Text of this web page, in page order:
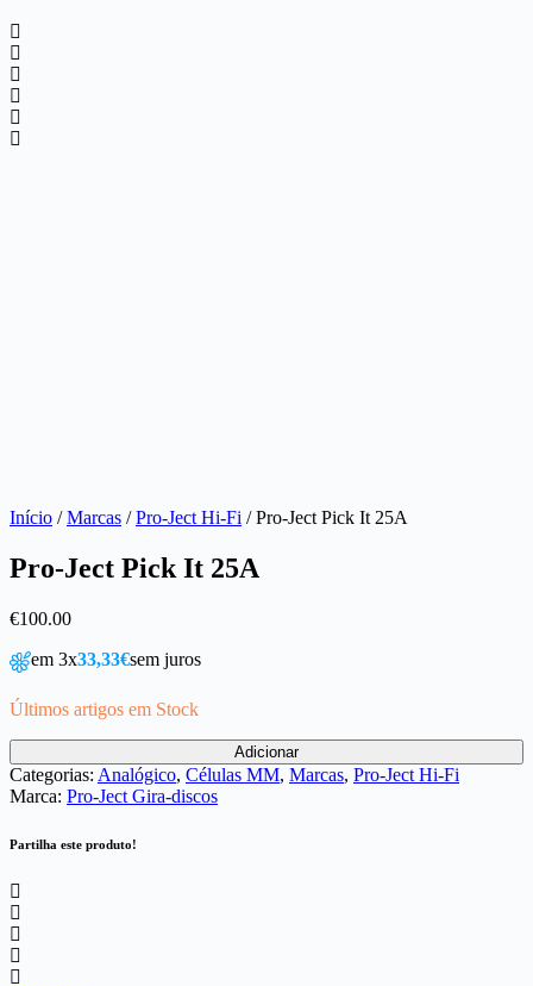
Início /Marcas /Pro-Ject Hi-Fi / Pro-Ject Pick It 25A
Pro-Ject Pick It 25A
€100.00
em 3x33,33€sem juros
Últimos artigos em Stock
Adicionar
Categorias: Analógico, Células MM, Marcas, Pro-Ject Hi-Fi
Marca: Pro-Ject Gira-discos
Partilha este produto!